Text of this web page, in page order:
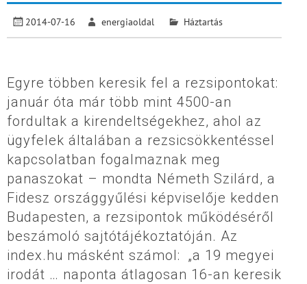
2014-07-16 energiaoldal Háztartás
Egyre többen keresik fel a rezsipontokat:
január óta már több mint 4500-an
fordultak a kirendeltségekhez, ahol az
ügyfelek általában a rezsicsökkentéssel
kapcsolatban fogalmaznak meg
panaszokat – mondta Németh Szilárd, a
Fidesz országgyűlési képviselője kedden
Budapesten, a rezsipontok működéséről
beszámoló sajtótájékoztatóján. Az
index.hu másként számol: „a 19 megyei
irodát … naponta átlagosan 16-an keresik